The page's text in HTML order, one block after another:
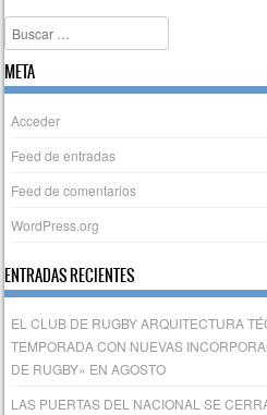
Buscar
META
Acceder
Feed de entradas
Feed de comentarios
WordPress.org
ENTRADAS RECIENTES
EL CLUB DE RUGBY ARQUITECTURA
TEMPORADA CON NUEVAS
DE RUGBY» EN AGOSTO
LAS PUERTAS DEL NACIONAL SE